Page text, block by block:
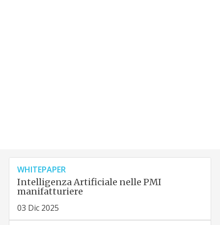
WHITEPAPER
Intelligenza Artificiale nelle PMI
manifatturiere
03 Dic 2025